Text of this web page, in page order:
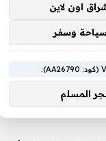
اون لاين
سياحة وسفر
المسلم